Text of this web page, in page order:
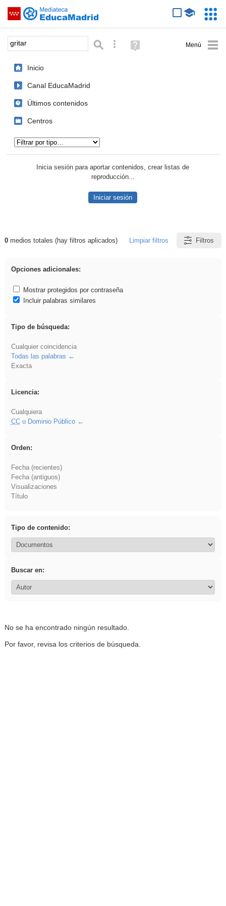
Saltar navegación
Palabra o frase: Búsqueda avanzada
Ayuda
(en
Inicio
Canal EducaMadrid
Últimos contenidos
Centros
Inicia sesión para aportar contenidos, crear listas de
reproducción...
Iniciar sesión
Resultados de: gritar
0medios totales (hay filtros aplicados) Limpiar filtros Filtros
Opciones adicionales:
Mostrar protegidos por contraseña
Incluir palabras similares
Tipo de búsqueda:
Cualquier coincidencia
Todas las palabras
Exacta
Licencia:
Cualquiera
CCo Dominio Público
Orden:
Fecha (recientes)
Fecha (antiguos)
Visualizaciones
Título
Tipo de contenido:
Buscar en:
No se ha encontrado ningún resultado.
Por favor, revisa los criterios de búsqueda.